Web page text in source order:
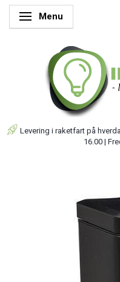
Skifte navigation
Menu
Levering i raketfart på
16.00 |